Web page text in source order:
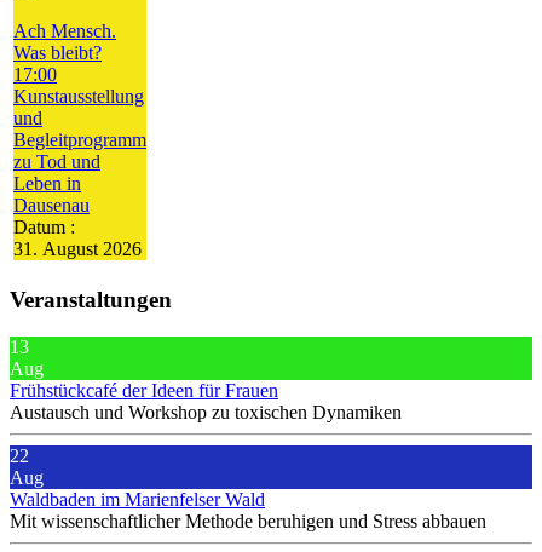
Ach Mensch.
Was bleibt?
17:00
Kunstausstellung
und
Begleitprogramm
zu Tod und
Leben in
Dausenau
Datum :
31. August 2026
Veranstaltungen
13
Aug
Frühstückcafé der Ideen für Frauen
Austausch und Workshop zu toxischen Dynamiken
22
Aug
Waldbaden im Marienfelser Wald
Mit wissenschaftlicher Methode beruhigen und Stress abbauen